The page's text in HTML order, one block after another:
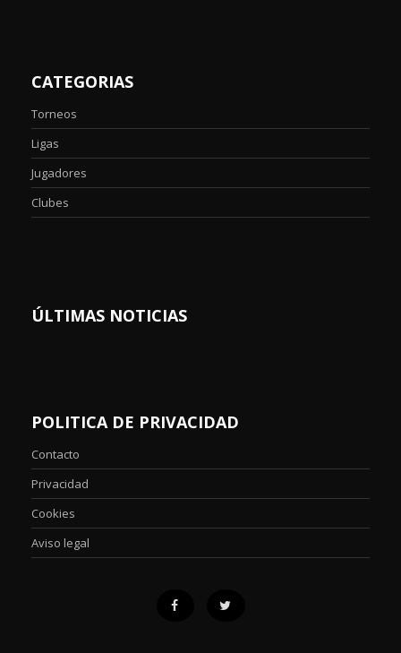
CATEGORIAS
Torneos
Ligas
Jugadores
Clubes
ÚLTIMAS NOTICIAS
POLITICA DE PRIVACIDAD
Contacto
Privacidad
Cookies
Aviso legal